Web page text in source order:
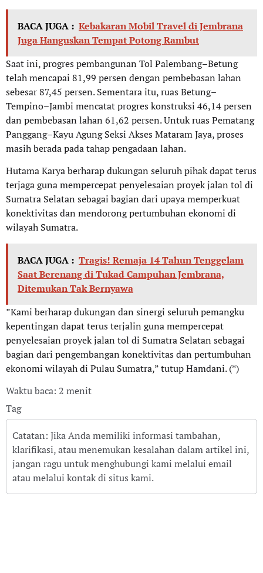
BACA JUGA : Kebakaran Mobil Travel di Jembrana
Juga Hanguskan Tempat Potong Rambut
Saat ini, progres pembangunan Tol Palembang–Betung
telah mencapai 81,99 persen dengan pembebasan lahan
sebesar 87,45 persen. Sementara itu, ruas Betung–
Tempino–Jambi mencatat progres konstruksi 46,14 persen
dan pembebasan lahan 61,62 persen. Untuk ruas Pematang
Panggang–Kayu Agung Seksi Akses Mataram Jaya, proses
masih berada pada tahap pengadaan lahan.
Hutama Karya berharap dukungan seluruh pihak dapat terus
terjaga guna mempercepat penyelesaian proyek jalan tol di
Sumatra Selatan sebagai bagian dari upaya memperkuat
konektivitas dan mendorong pertumbuhan ekonomi di
wilayah Sumatra.
BACA JUGA : Tragis! Remaja 14 Tahun Tenggelam
Saat Berenang di Tukad Campuhan Jembrana,
Ditemukan Tak Bernyawa
”Kami berharap dukungan dan sinergi seluruh pemangku
kepentingan dapat terus terjalin guna mempercepat
penyelesaian proyek jalan tol di Sumatra Selatan sebagai
bagian dari pengembangan konektivitas dan pertumbuhan
ekonomi wilayah di Pulau Sumatra,” tutup Hamdani. (*)
Waktu baca: 2 menit
Tag
Catatan: Jika Anda memiliki informasi tambahan,
klarifikasi, atau menemukan kesalahan dalam artikel ini,
jangan ragu untuk menghubungi kami melalui email
atau melalui kontak di situs kami.